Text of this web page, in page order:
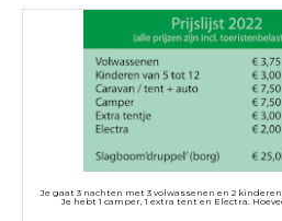
Je gaat 3 nachten met 3 volwassenen en 2
Je hebt 1 camper, 1 extra tent en Electra.